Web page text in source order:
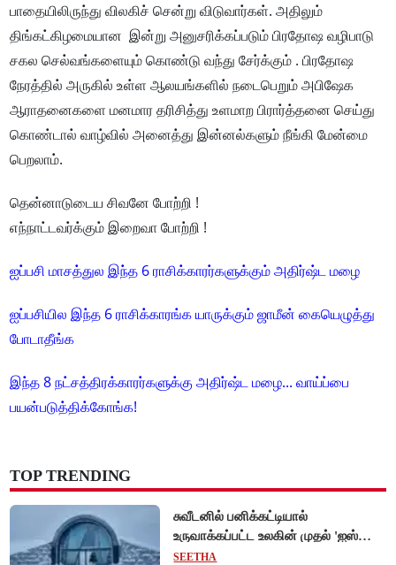
பாதையிலிருந்து விலகிச் சென்று விடுவார்கள். அதிலும்
திங்கட்கிழமையான இன்று அனுசரிக்கப்படும் பிரதோஷ வழிபாடு
சகல செல்வங்களையும் கொண்டு வந்து சேர்க்கும் . பிரதோஷ
நேரத்தில் அருகில் உள்ள ஆலயங்களில் நடைபெறும் அபிஷேக
ஆராதனைகளை மனமார தரிசித்து உளமாற பிரார்த்தனை செய்து
கொண்டால் வாழ்வில் அனைத்து இன்னல்களும் நீங்கி மேன்மை
பெறலாம்.
தென்னாடுடைய சிவனே போற்றி !
எந்நாட்டவர்க்கும் இறைவா போற்றி !
ஐப்பசி மாசத்துல இந்த 6 ராசிக்காரர்களுக்கும் அதிர்ஷ்ட மழை
ஐப்பசியில இந்த 6 ராசிக்காரங்க யாருக்கும் ஜாமீன் கையெழுத்து
போடாதீங்க
இந்த 8 நட்சத்திரக்காரர்களுக்கு அதிர்ஷ்ட மழை... வாய்ப்பை
பயன்படுத்திக்கோங்க!
TOP TRENDING
சுவீடனில் பனிக்கட்டியால்
உருவாக்கப்பட்ட உலகின் முதல் 'ஐஸ்
ஓட்டல்'!
SEETHA